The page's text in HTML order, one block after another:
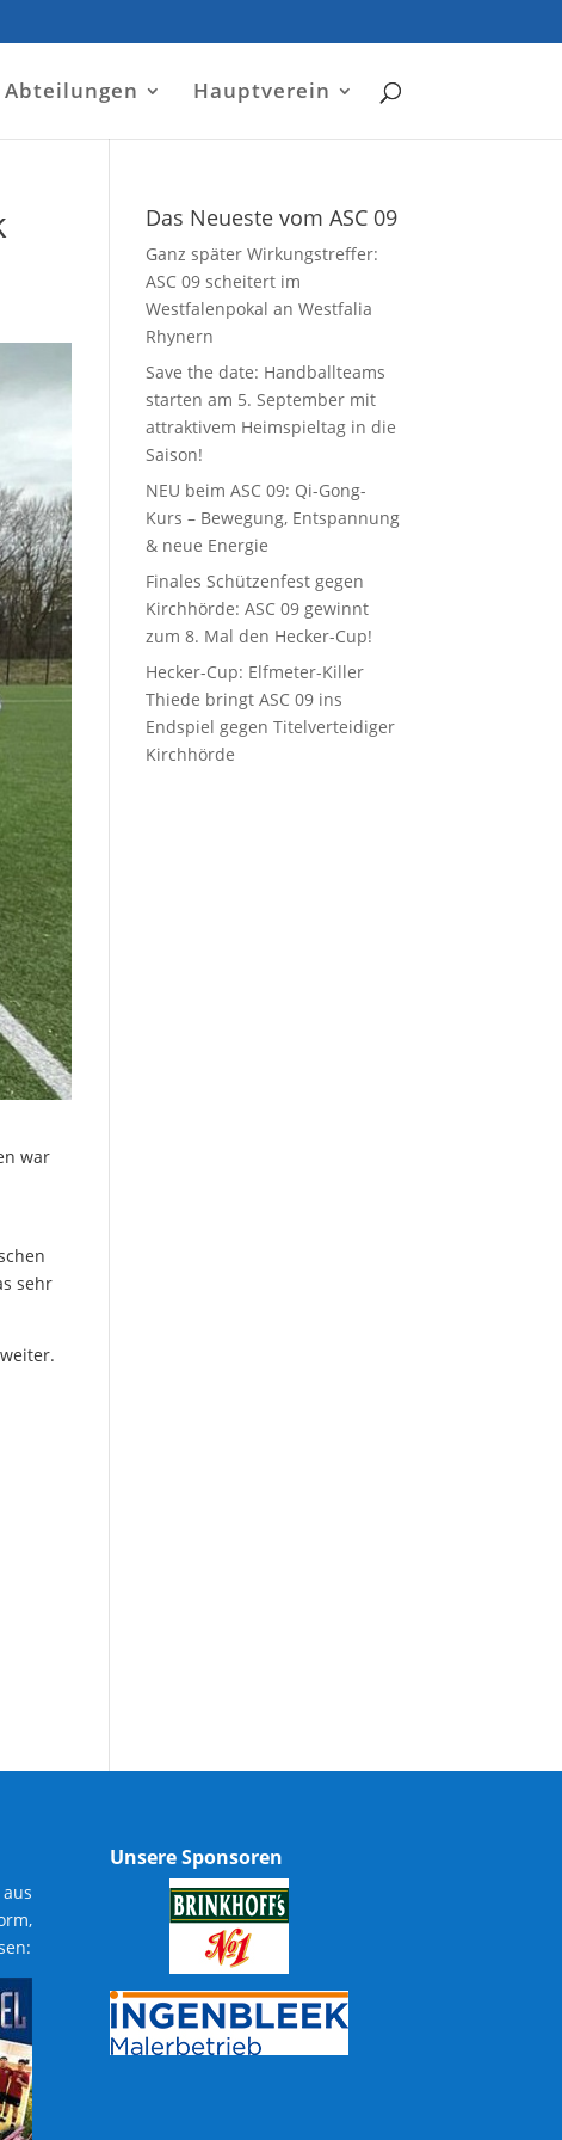
Abteilungen Hauptverein
war
sehr
Das Neueste vom ASC 09
Ganz später Wirkungstreffer:
ASC 09 scheitert im
Westfalenpokal an Westfalia
Rhynern
Save the date: Handballteams
starten am 5. September mit
attraktivem Heimspieltag in die
Saison!
NEU beim ASC 09: Qi-Gong-
Kurs – Bewegung, Entspannung
& neue Energie
Finales Schützenfest gegen
Kirchhörde: ASC 09 gewinnt
zum 8. Mal den Hecker-Cup!
Hecker-Cup: Elfmeter-Killer
Thiede bringt ASC 09 ins
Endspiel gegen Titelverteidiger
Kirchhörde
Unsere Sponsoren